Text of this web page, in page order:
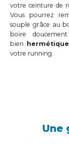
votre ceinture de
Vous pourrez
souple grâce au
boire
bien
hermétique
votre running.
Une